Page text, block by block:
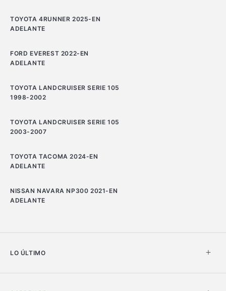
TOYOTA 4RUNNER 2025-EN
ADELANTE
FORD EVEREST 2022-EN
ADELANTE
TOYOTA LANDCRUISER SERIE 105
1998-2002
TOYOTA LANDCRUISER SERIE 105
2003-2007
TOYOTA TACOMA 2024-EN
ADELANTE
NISSAN NAVARA NP300 2021-EN
ADELANTE
LO ÚLTIMO